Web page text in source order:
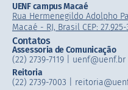
UENF campus Macaé
Rua Hermenegildo Adolpho
Macaé - RJ, Brasil CEP: 27.925-
Contatos
Assessoria de Comunicação
(22) 2739-7119 | uenf@uenf.br
Reitoria
(22) 2739-7003 |​